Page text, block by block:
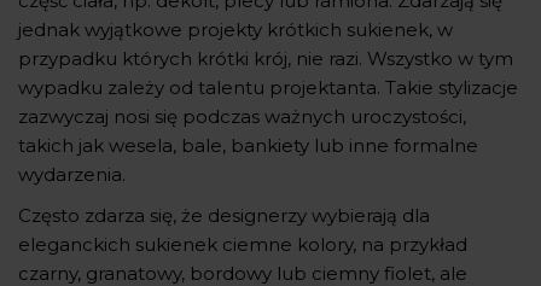
jednak wyjątkowe projekty krótkich sukienek, w
przypadku których krótki krój, nie razi. Wszystko w tym
wypadku zależy od talentu projektanta. Takie stylizacje
zazwyczaj nosi się podczas ważnych uroczystości,
takich jak wesela, bale, bankiety lub inne formalne
wydarzenia.
Często zdarza się, że designerzy wybierają dla
eleganckich sukienek ciemne kolory, na przykład
czarny, granatowy, bordowy lub ciemny fiolet, ale